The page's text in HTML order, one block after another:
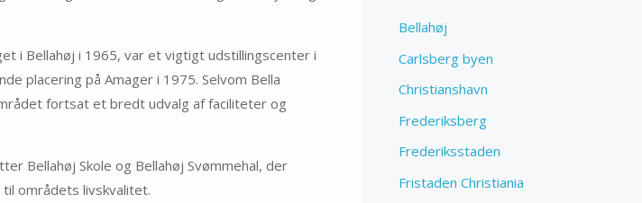
i Bellahøj i 1965, var et vigtigt udstillingscenter i
placering på Amager i 1975. Selvom Bella
fortsat et bredt udvalg af faciliteter og
Bellahøj Skole og Bellahøj Svømmehal, der
områdets livskvalitet.
Bellahøj
Carlsberg byen
Christianshavn
Frederiksberg
Frederiksstaden
Fristaden Christiania